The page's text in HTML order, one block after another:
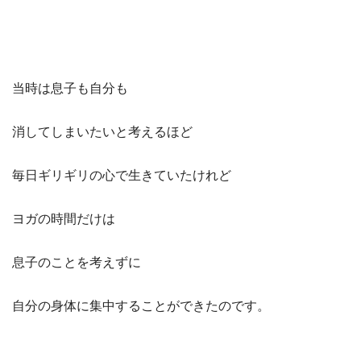
当時は息子も自分も
消してしまいたいと考えるほど
毎日ギリギリの心で生きていたけれど
ヨガの時間だけは
息子のことを考えずに
自分の身体に集中することができたのです。